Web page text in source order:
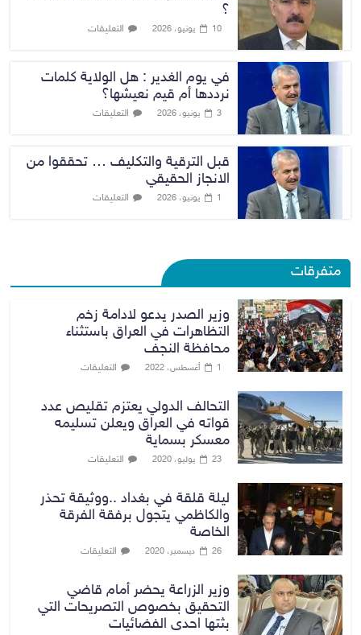
؟
10 يونيو، 2026 التعليقات
في يوم الغدير : هل الولاية كلمات
نرددها أم قيم نعيشها؟
3 يونيو، 2026 التعليقات
قبل الترقية والتكليف … تحققوا من
الانجاز الحقيقي
1 يونيو، 2026 التعليقات
متفرقات
وزير الصدر يدعو لادامة زخم
التظاهرات في العراق باستثناء
محافظة النجف
1 أغسطس، 2022 التعليقات
التحالف الدولي يعتزم تقليص عدد
قواته في العراق ويعلن تسليمه
معسكر بسماية
23 يوليو، 2020 التعليقات
ليلة قلقة في بغداد ..ووثيقة تحذر
والكاظمي يتجول برفقة الفرقة
الخاصة
26 ديسمبر، 2020 التعليقات
وزير الزراعة يحضر أمام قاضي
التحقيق بخصوص التصريحات التي
بثتها احدى الفضائيات